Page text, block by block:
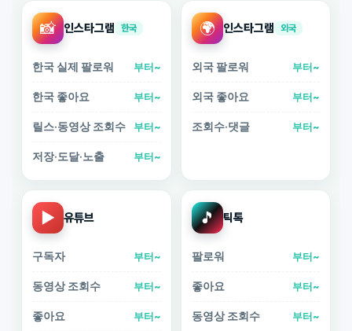
📸 인스타그램 한국
한국 실제 팔로워 부터~
한국 좋아요 부터~
릴스·동영상 조회수 부터~
저장·도달·노출 부터~
🌍 인스타그램 외국
외국 팔로워 부터~
외국 좋아요 부터~
조회수·댓글 부터~
▶️ 유튜브
구독자 부터~
동영상 조회수 부터~
좋아요 부터~
🎵 틱톡
팔로워 부터~
좋아요 부터~
동영상 조회수 부터~